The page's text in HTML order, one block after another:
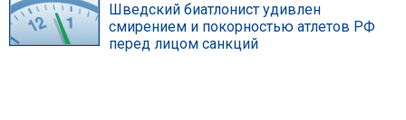
Шведский биатлонист удивлен
смирением и покорностью атлетов РФ
перед лицом санкций